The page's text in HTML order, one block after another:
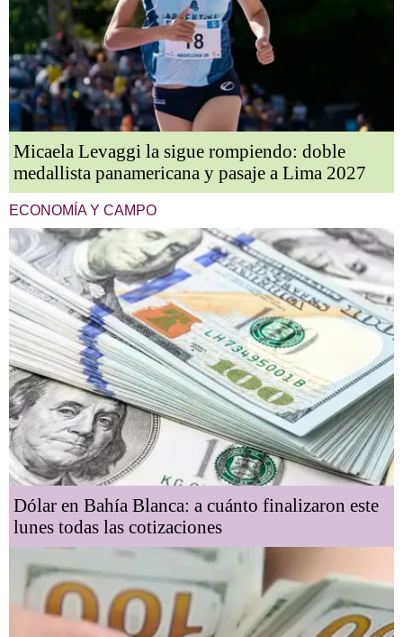
Micaela Levaggi la sigue rompiendo: doble
medallista panamericana y pasaje a Lima 2027
ECONOMÍA Y CAMPO
Dólar en Bahía Blanca: a cuánto finalizaron este
lunes todas las cotizaciones